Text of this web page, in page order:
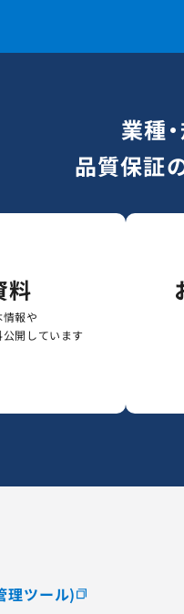
業種
品質保証
料
報や
開しています
理ツール)